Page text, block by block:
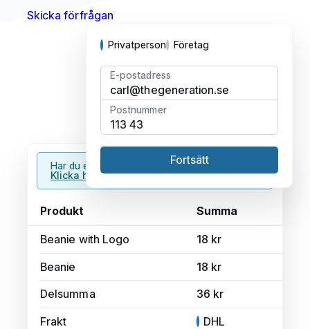
Skicka förfrågan
Har du en rabattkod?
Klicka här för att ange kod
Produkt Summa
Beanie with Logo
18 kr
Beanie
18 kr
Delsumma
36 kr
Frakt
DHL
Privatperson Företag
E-postadress
carl@thegeneration.se
Postnummer
113 43
Fortsätt